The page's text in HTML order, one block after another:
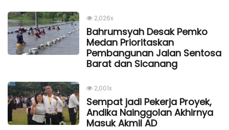
2,026x
Bahrumsyah Desak Pemko
Medan Prioritaskan
Pembangunan Jalan Sentosa
Barat dan Sicanang
2,001x
Sempat jadi Pekerja Proyek,
Andika Nainggolan Akhirnya
Masuk Akmil AD